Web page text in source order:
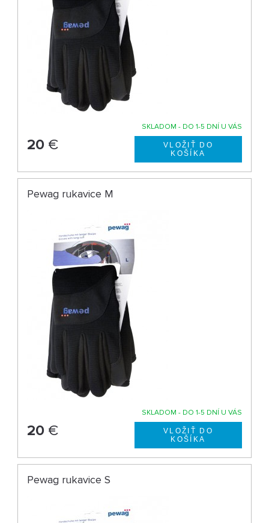
SKLADOM - DO 1-5 DNÍ U VÁS
20 €
Pewag rukavice M
SKLADOM - DO 1-5 DNÍ U VÁS
20 €
Pewag rukavice S